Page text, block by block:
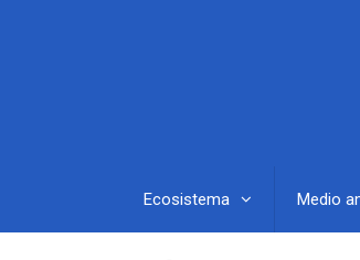
Ecosistema Medio